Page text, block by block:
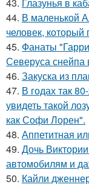
44. В маленькой
человек,
45. Фанаты
Северуса снейпа
46. Закуска из
47. В годах так
увидеть такой
как Софи Лорен".
48. Аппетитная
49. Дочь
автомобилям и
50. Кайли